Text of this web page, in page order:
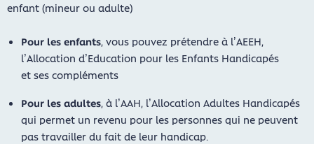
enfant (mineur ou adulte)
Pour les enfants, vous pouvez prétendre à l’AEEH,
l’Allocation d’Education pour les Enfants Handicapés
et ses compléments
Pour les adultes, à l’AAH, l’Allocation Adultes Handicapés
qui permet un revenu pour les personnes qui ne peuvent
pas travailler du fait de leur handicap.